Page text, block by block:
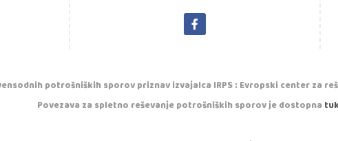
potrošniških sporov priznav izvajalca IRPS : Evropski center za
Povezava za spletno reševanje potrošniških sporov je dostopna